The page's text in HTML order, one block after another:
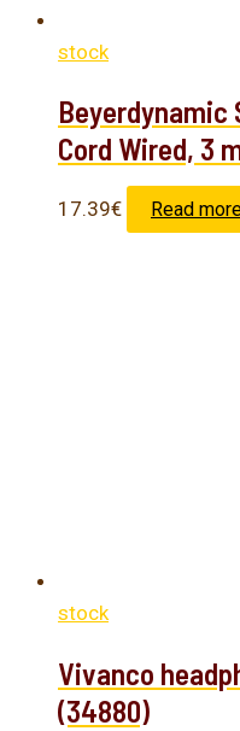
stock
Beyerdynamic
Cord Wired, 3
17.39€ Read
stock
Vivanco
(34880)